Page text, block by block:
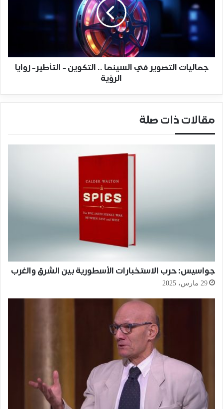
جماليات التصوير في السينما .. التكوين - التأطير- زوايا
الرؤية
مقالات ذات صلة
جواسيس: حرب الاستخبارات الأسطورية بين الشرق والغرب
29 مارس، 2025